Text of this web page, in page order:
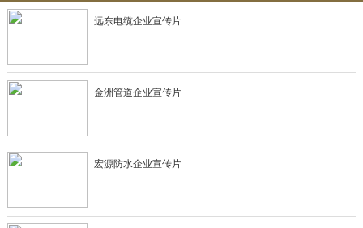
远东电缆企业宣传片
金洲管道企业宣传片
宏源防水企业宣传片